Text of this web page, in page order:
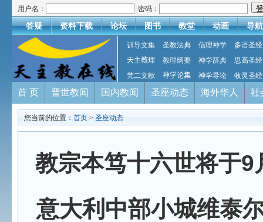
用户名： 密码：
答疑 资料下载 论坛 图书 教堂 动画 导航
训导文集 圣教法典 信理神学
多语圣经
天主教理
教理纲要 神学辞典
思高圣经
梵二文献
神学论集 神学导论 牧灵圣经
首 页 普世教闻 国内教闻 圣座动态 海外华人 社
您当前的位置： 首页 > 圣座动态
教宗本笃十六世将于9
意大利中部小城维泰